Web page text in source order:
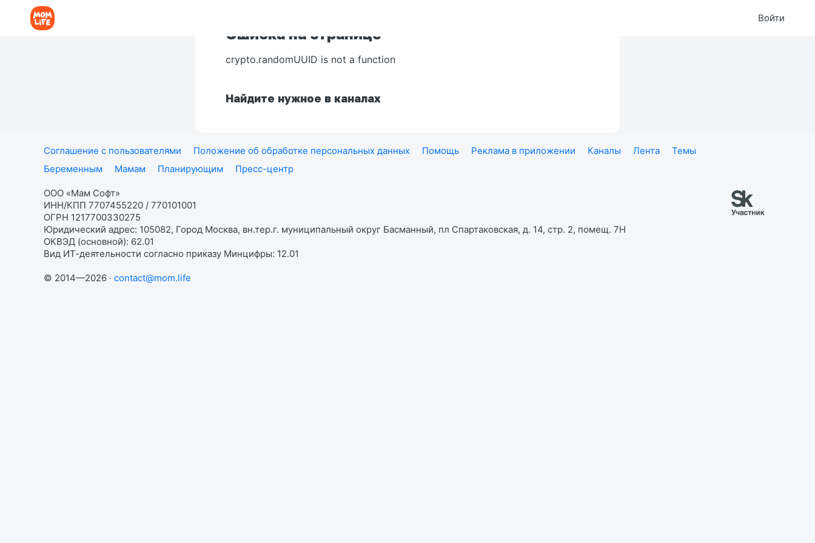
Войти
Ошибка на странице
crypto.randomUUID is not a function
Найдите нужное в каналах
Соглашение с пользователями Положение об обработке персональных данных Помощь Реклама в приложении Каналы Лента
Темы
Беременным
Мамам Планирующим Пресс-центр
ООО «Мам Софт»
ИНН/КПП 7707455220 / 770101001
ОГРН 1217700330275
Юридический адрес: 105082, Город Москва, вн.тер.г. муниципальный округ Басманный, пл Спартаковская, д. 14, стр. 2, помещ. 7Н
ОКВЭД (основной): 62.01
Вид ИТ-деятельности согласно приказу Минцифры: 12.01
© 2014—2026 · contact@mom.life